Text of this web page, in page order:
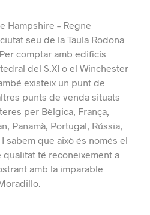
Hampshire – Regne
seu de la Taula Rodona
comptar amb edificis
del S.XI o el Winchester
existeix un punt de
punts de venda situats
per Bèlgica, França,
Panamà, Portugal, Rússia,
I sabem que això és només el
té reconeixement a
amb la imparable